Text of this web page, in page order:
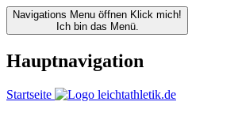
Navigations Menu öffnen Klick mich!
Ich bin das Menü.
Hauptnavigation
Startseite